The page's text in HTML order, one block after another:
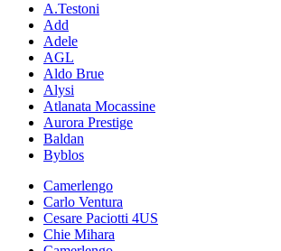
A.Testoni
Add
Adele
AGL
Aldo Brue
Alysi
Atlanata Mocassine
Aurora Prestige
Baldan
Byblos
Camerlengo
Carlo Ventura
Cesare Paciotti 4US
Chie Mihara